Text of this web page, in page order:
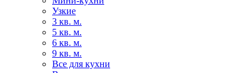
Узкие
3 кв. м.
5 кв. м.
6 кв. м.
9 кв. м.
Все для кухни